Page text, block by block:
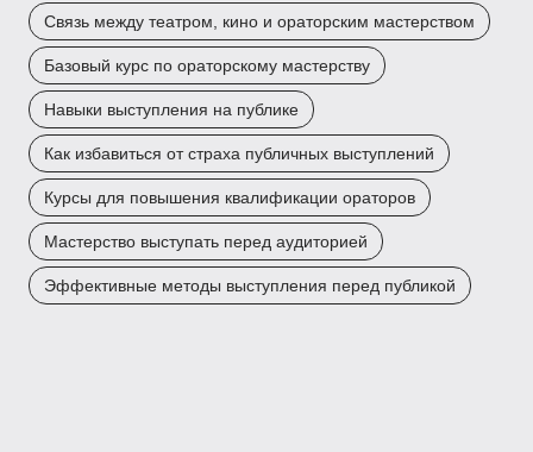
Связь между театром, кино и ораторским мастерством
Базовый курс по ораторскому мастерству
Навыки выступления на публике
Как избавиться от страха публичных выступлений
Курсы для повышения квалификации ораторов
Мастерство выступать перед аудиторией
Эффективные методы выступления перед публикой